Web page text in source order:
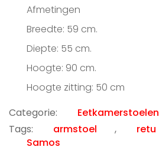
was:
€269.00.
Afmetingen
Breedte: 59 cm.
Diepte: 55 cm.
Hoogte: 90 cm.
Hoogte zitting: 50 cm
Categorie:
Eetkamerstoelen
Tags:
armstoel , retu
Samos